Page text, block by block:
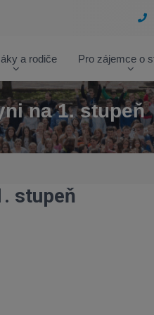
a rodiče Pro zájemce o
na 1. stupeň
stupeň